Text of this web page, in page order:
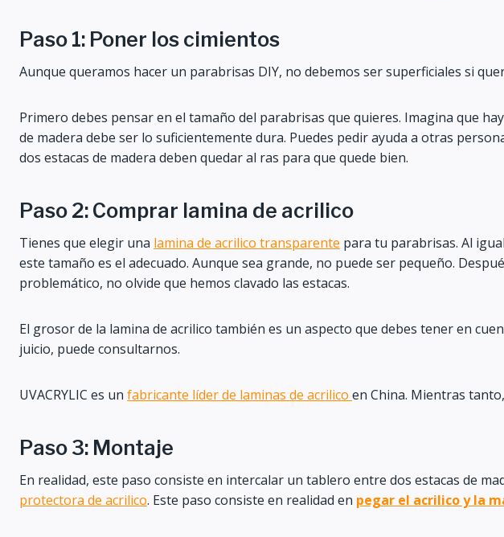
Paso 1: Poner los cimientos
Aunque queramos hacer un parabrisas DIY, no debemos ser superficiales si
Primero debes pensar en el tamaño del parabrisas que quieres. Imagina que
de madera debe ser lo suficientemente dura. Puedes pedir ayuda a otras
dos estacas de madera deben quedar al ras para que quede bien.
Paso 2: Comprar lamina de acrilico
Tienes que elegir una lamina de acrilico transparente para tu parabrisas. Al
este tamaño es el adecuado. Aunque sea grande, no puede ser pequeño.
problemático, no olvide que hemos clavado las estacas.
El grosor de la lamina de acrilico también es un aspecto que debes tener en
juicio, puede consultarnos.
UVACRYLIC es un fabricante líder de laminas de acrilico en China. Mientras
Paso 3: Montaje
En realidad, este paso consiste en intercalar un tablero entre dos estacas de
protectora de acrilico. Este paso consiste en realidad en pegar el acrilico y la